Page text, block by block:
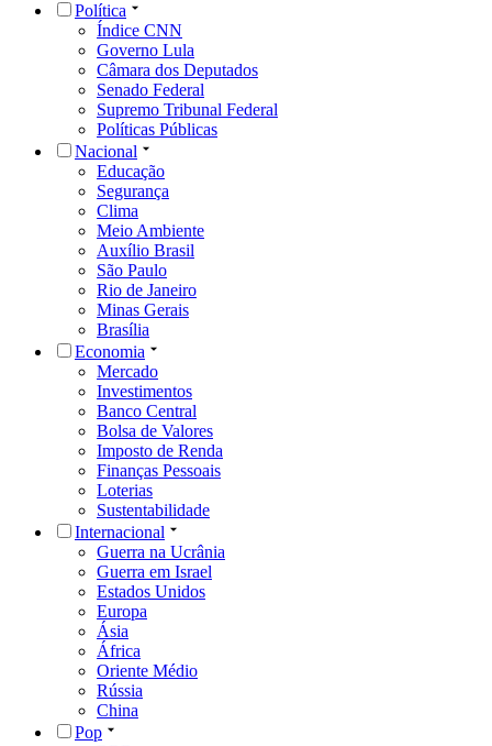
Política
Índice CNN
Governo Lula
Câmara dos Deputados
Senado Federal
Supremo Tribunal Federal
Políticas Públicas
Nacional
Educação
Segurança
Clima
Meio Ambiente
Auxílio Brasil
São Paulo
Rio de Janeiro
Minas Gerais
Brasília
Economia
Mercado
Investimentos
Banco Central
Bolsa de Valores
Imposto de Renda
Finanças Pessoais
Loterias
Sustentabilidade
Internacional
Guerra na Ucrânia
Guerra em Israel
Estados Unidos
Europa
Ásia
África
Oriente Médio
Rússia
China
Pop